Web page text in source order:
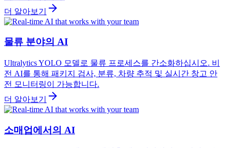
더 알아보기
물류 분야의 AI
Ultralytics YOLO 모델로 물류 프로세스를 간소화하십시오. 비
전 AI를 통해 패키지 검사, 분류, 차량 추적 및 실시간 창고 안
전 모니터링이 가능합니다.
더 알아보기
소매업에서의 AI